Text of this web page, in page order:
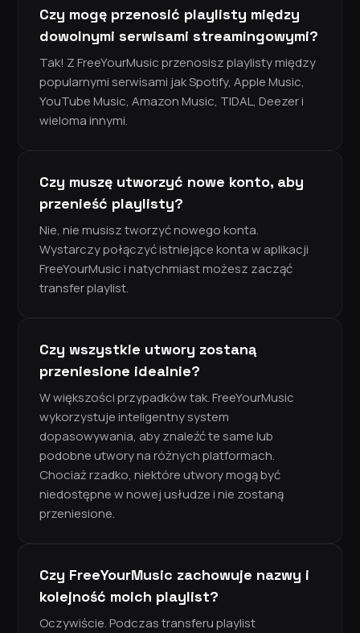
Czy mogę przenosić playlisty między
dowolnymi serwisami streamingowymi?
Tak! Z FreeYourMusic przenosisz playlisty między
popularnymi serwisami jak Spotify, Apple Music,
YouTube Music, Amazon Music, TIDAL, Deezer i
wieloma innymi.
Czy muszę utworzyć nowe konto, aby
przenieść playlisty?
Nie, nie musisz tworzyć nowego konta.
Wystarczy połączyć istniejące konta w aplikacji
FreeYourMusic i natychmiast możesz zacząć
transfer playlist.
Czy wszystkie utwory zostaną
przeniesione idealnie?
W większości przypadków tak. FreeYourMusic
wykorzystuje inteligentny system
dopasowywania, aby znaleźć te same lub
podobne utwory na różnych platformach.
Chociaż rzadko, niektóre utwory mogą być
niedostępne w nowej usłudze i nie zostaną
przeniesione.
Czy FreeYourMusic zachowuje nazwy i
kolejność moich playlist?
Oczywiście. Podczas transferu playlist